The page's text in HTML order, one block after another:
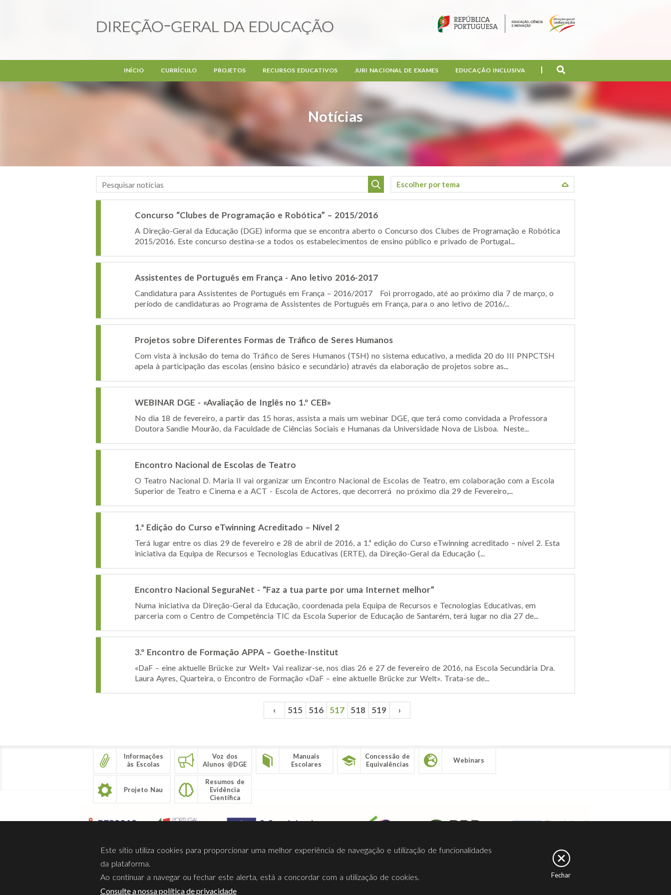
Notícias
INÍCIO CURRÍCULO PROJETOS RECURSOS EDUCATIVOS JURI NACIONAL DE EXAMES EDUCAÇÃO INCLUSIVA
Concurso “Clubes de Programação e Robótica” – 2015/2016
A Direção-Geral da Educação (DGE) informa que se encontra aberto o Concurso dos Clubes de Programação e Robótica
2015/2016. Este concurso destina-se a todos os estabelecimentos de ensino público e privado de Portugal...
Assistentes de Português em França - Ano letivo 2016-2017
Candidatura para Assistentes de Português em França – 2016/2017 Foi prorrogado, até ao próximo dia 7 de março, o
período de candidaturas ao Programa de Assistentes de Português em França, para o ano letivo de 2016/...
Projetos sobre Diferentes Formas de Tráfico de Seres Humanos
Com vista à inclusão do tema do Tráfico de Seres Humanos (TSH) no sistema educativo, a medida 20 do III PNPCTSH
apela à participação das escolas (ensino básico e secundário) através da elaboração de projetos sobre as...
WEBINAR DGE - «Avaliação de Inglês no 1.º CEB»
No dia 18 de fevereiro, a partir das 15 horas, assista a mais um webinar DGE, que terá como convidada a Professora
Doutora Sandie Mourão, da Faculdade de Ciências Sociais e Humanas da Universidade Nova de Lisboa. Neste...
Encontro Nacional de Escolas de Teatro
O Teatro Nacional D. Maria II vai organizar um Encontro Nacional de Escolas de Teatro, em colaboração com a Escola
Superior de Teatro e Cinema e a ACT - Escola de Actores, que decorrerá no próximo dia 29 de Fevereiro,...
1.ª Edição do Curso eTwinning Acreditado – Nível 2
Terá lugar entre os dias 29 de fevereiro e 28 de abril de 2016, a 1.ª edição do Curso eTwinning acreditado – nível 2. Esta
iniciativa da Equipa de Recursos e Tecnologias Educativas (ERTE), da Direção-Geral da Educação (...
Encontro Nacional SeguraNet - “Faz a tua parte por uma Internet melhor”
Numa iniciativa da Direção-Geral da Educação, coordenada pela Equipa de Recursos e Tecnologias Educativas, em
parceria com o Centro de Competência TIC da Escola Superior de Educação de Santarém, terá lugar no dia 27 de...
3.º Encontro de Formação APPA – Goethe-Institut
«DaF – eine aktuelle Brücke zur Welt» Vai realizar-se, nos dias 26 e 27 de fevereiro de 2016, na Escola Secundária Dra.
Laura Ayres, Quarteira, o Encontro de Formação «DaF – eine aktuelle Brücke zur Welt». Trata-se de...
‹ 515 516 517 518 519 ›
Informações
às Escolas
Voz dos
Alunos @DGE
Manuais
Escolares
Concessão de
Equivalências
Webinars
Projeto Nau
Resumos de
Evidência
Científica
Sobre Nós Privacidade Termos Utilização Contactos Ligações Facebook
Este sítio utiliza cookies para proporcionar uma melhor experiência de navegação e utilização de funcionalidades
da plataforma.
Ao continuar a navegar ou fechar este alerta, está a concordar com a utilização de cookies.
Consulte a nossa política de privacidade
Fechar